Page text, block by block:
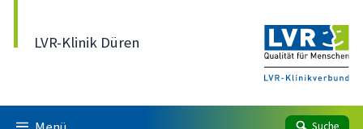
LVR-Klinik Düren